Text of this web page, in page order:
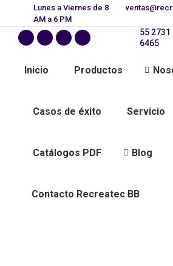
Lunes a Viernes de 8
AM a 6 PM
55 2731
6465
Inicio Productos
Casos de éxito Servicio
Catálogos PDF Blog
Contacto Recreatec BB